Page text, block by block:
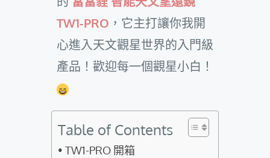
TW1-PRO ，它主打讓你我開
心進入天文觀星世界的入門級
產品！歡迎每一個觀星小白！
Table of Contents
TW1-PRO 開箱